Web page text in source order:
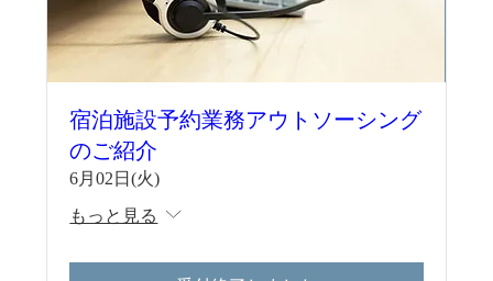
宿泊施設予約業務アウトソーシング
のご紹介
6月02日(火)
もっと見る